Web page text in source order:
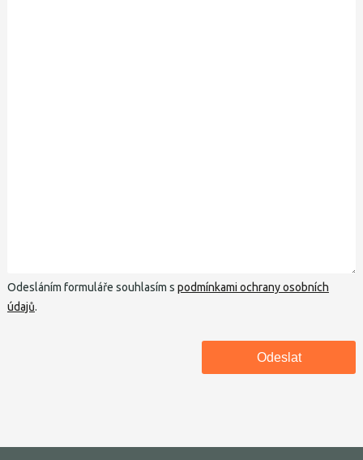
Odesláním formuláře souhlasím s podmínkami ochrany osobních
údajů.